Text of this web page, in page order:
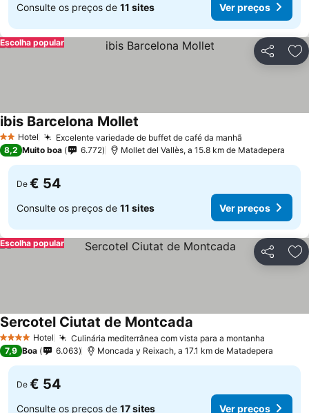
Consulte os preços de 11 sites Ver preços
Partilhar
Escolha popular
2 Estrelas
Hotel Excelente variedade de buffet de café da manhã
ibis Barcelona Mollet
8,2 Muito boa 6.772 Mollet del Vallès, a 15.8 km de Matadepera
De € 54
Consulte os preços de 11 sites Ver preços
Partilhar
Escolha popular
4 EstrelasHotel Culinária mediterrânea com vista para a montanha
Sercotel Ciutat de Montcada
7,9 Boa 6.063 Moncada y Reixach, a 17.1 km de Matadepera
De € 54
Consulte os preços de 17 sites Ver preços